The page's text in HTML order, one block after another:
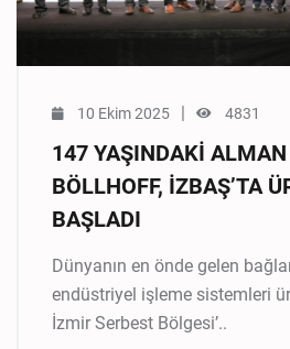
10 Ekim 2025 4831
147 YAŞINDAKİ ALMAN
BÖLLHOFF, İZBAŞ’TA
BAŞLADI
Dünyanın en önde gelen
endüstriyel işleme sistemleri
İzmir Serbest Bölgesi’..